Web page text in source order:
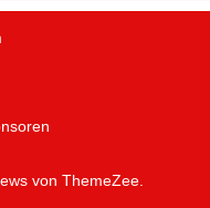
von ThemeZee.